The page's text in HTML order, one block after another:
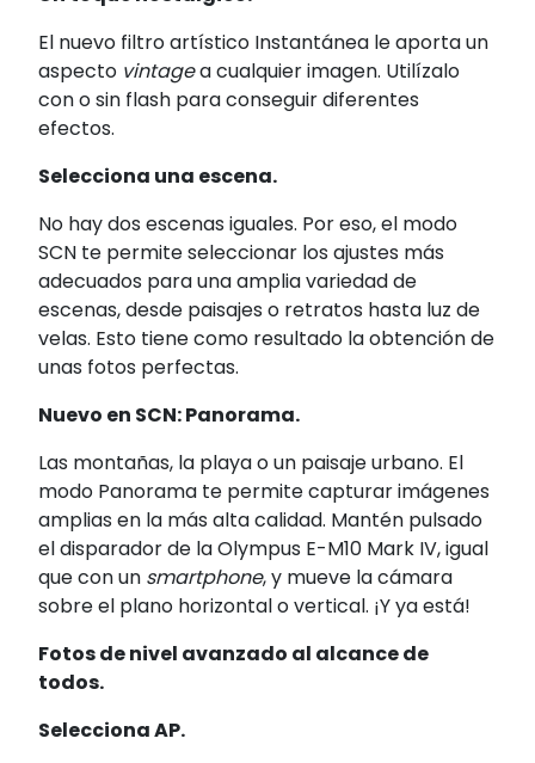
El nuevo filtro artístico Instantánea le aporta un
aspecto vintagea cualquier imagen. Utilízalo
con o sin flash para conseguir diferentes
efectos.
Selecciona una escena.
No hay dos escenas iguales. Por eso, el modo
SCN te permite seleccionar los ajustes más
adecuados para una amplia variedad de
escenas, desde paisajes o retratos hasta luz de
velas. Esto tiene como resultado la obtención de
unas fotos perfectas.
Nuevo en SCN: Panorama.
Las montañas, la playa o un paisaje urbano. El
modo Panorama te permite capturar imágenes
amplias en la más alta calidad. Mantén pulsado
el disparador de la Olympus E-M10 Mark IV, igual
que con un smartphone, y mueve la cámara
sobre el plano horizontal o vertical. ¡Y ya está!
Fotos de nivel avanzado al alcance de
todos.
Selecciona AP.